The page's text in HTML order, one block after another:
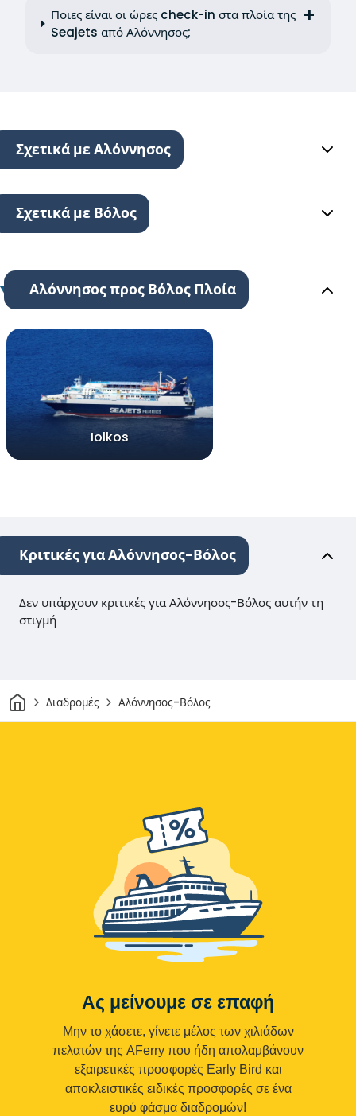
Ποιες είναι οι ώρες check-in στα πλοία της
Seajets από Αλόννησος;
Σχετικά με Αλόννησος
Σχετικά με Βόλος
Αλόννησος προς Βόλος Πλοία
Iolkos
Κριτικές για Αλόννησος-Βόλος
Δεν υπάρχουν κριτικές για Αλόννησος-Βόλος αυτήν τη
στιγμή
ΣπίτιΔιαδρομές Αλόννησος-Βόλος
Ας μείνουμε σε επαφή
Μην το χάσετε, γίνετε μέλος των χιλιάδων
πελατών της AFerry που ήδη απολαμβάνουν
εξαιρετικές προσφορές Early Bird και
αποκλειστικές ειδικές προσφορές σε ένα
ευρύ φάσμα διαδρομών!